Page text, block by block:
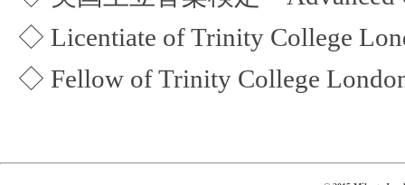
◇ Licentiate of Trinity College
◇ Fellow of Trinity College